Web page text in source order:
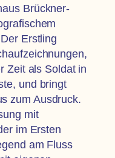
Brückner-
Erstling
Zeit als Soldat in
und bringt
zum Ausdruck.
mit
im Ersten
am Fluss